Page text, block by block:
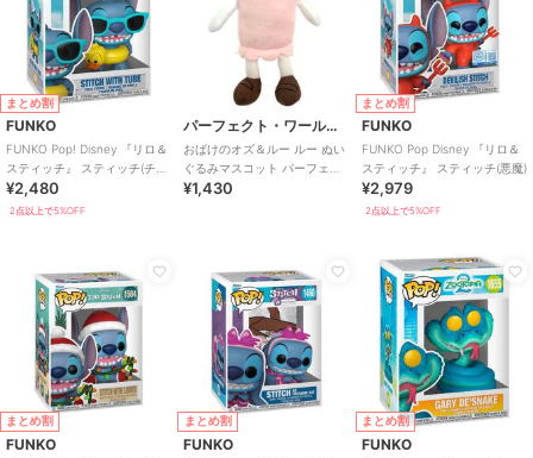
まとめ割
FUNKO
FUNKO Pop! Disney 『リロ＆
スティッチ』 スティッチ(チュ
ーバー)
¥2,480
2点以上で5%OFF
パーフェクト・ワールド・トーキョー
おばけのオズ＆ルー ルー ぬい
ぐるみマスコット パーフェク
トワールドトーキョー
¥1,430
まとめ割
FUNKO
FUNKO Pop Disney 『リロ＆
スティッチ』 スティッチ(悪魔)
¥2,979
2点以上で5%OFF
まとめ割
FUNKO
まとめ割
FUNKO
まとめ割
FUNKO